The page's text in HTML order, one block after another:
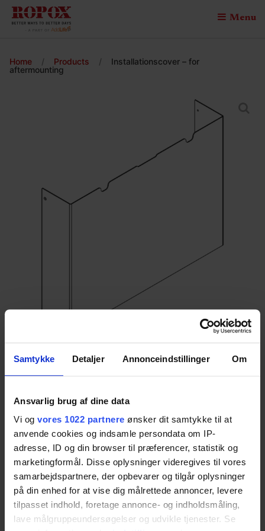
Samtykke Detaljer Annonceindstillinger Om
Ansvarlig brug af dine data
Vi og vores 1022 partnere ønsker dit samtykke til at
anvende cookies og indsamle persondata om IP-
adresse, ID og din browser til præferencer, statistik og
marketingformål. Disse oplysninger videregives til vores
samarbejdspartnere, der opbevarer og tilgår oplysninger
på din enhed for at vise dig målrettede annoncer, levere
tilpasset indhold, foretage annonce- og indholdsmåling,
lave målgruppeundersøgelser og udvikle tjenester. Se
Menu
Home / Products /
Installationscover – for
aftermounting
Installationscover – for
aftermounting
Extended inner cover for the StandardLine
Washbasin unit. The cover reaches down to the
floor to conceal installations that may be
positioned lower than our recommendations.
Item no.: 40-14783